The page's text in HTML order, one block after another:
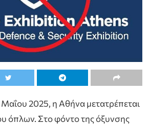
Μαΐου 2025, η Αθήνα μετατρέπεται
όπλων. Στο φόντο της όξυνσης